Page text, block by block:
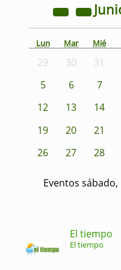
Lun Mar Mié
29 30 31
5
6 7
12
13 14
19
20 21
26
27 28
Eventos
El tiempo
El tiempo